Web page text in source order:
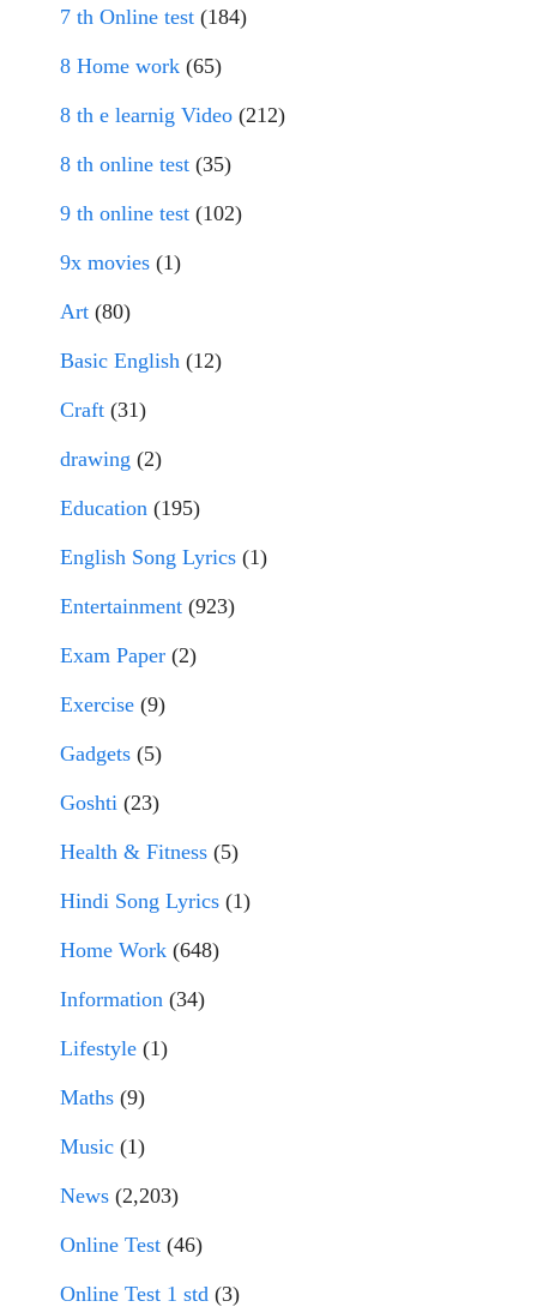
7 th Online test (184)
8 Home work (65)
8 th e learnig Video (212)
8 th online test (35)
9 th online test (102)
9x movies (1)
Art (80)
Basic English (12)
Craft (31)
drawing (2)
Education (195)
English Song Lyrics (1)
Entertainment (923)
Exam Paper (2)
Exercise (9)
Gadgets (5)
Goshti (23)
Health & Fitness (5)
Hindi Song Lyrics (1)
Home Work (648)
Information (34)
Lifestyle (1)
Maths (9)
Music (1)
News (2,203)
Online Test (46)
Online Test 1 std (3)